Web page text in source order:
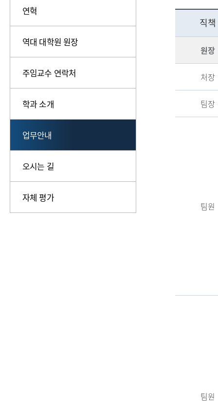
연혁
역대 대학원 원장
주임교수 연락처
학과 소개
업무안내
오시는 길
자체 평가
직책
원장
처장
팀장
팀원
팀원